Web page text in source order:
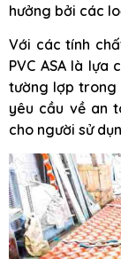
hưởng bởi các
Với các tính
PVC ASA là
tường lợp trong
yêu cầu về an
cho người sử